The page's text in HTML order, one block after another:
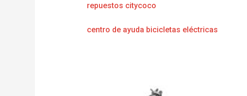
repuestos citycoco
centro de ayuda bicicletas eléctricas